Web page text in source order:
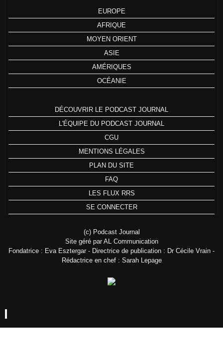
EUROPE
AFRIQUE
MOYEN ORIENT
ASIE
AMÉRIQUES
OCÉANIE
DÉCOUVRIR LE PODCAST JOURNAL
L'ÉQUIPE DU PODCAST JOURNAL
CGU
MENTIONS LÉGALES
PLAN DU SITE
FAQ
LES FLUX RRS
SE CONNECTER
(c) Podcast Journal
Site géré par AL Communication
Fondatrice : Eva Esztergar - Directrice de publication : Dr Cécile Vrain -
Rédactrice en chef : Sarah Lepage